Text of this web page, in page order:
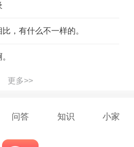
，有什么不一样的。
更多>>
问答 知识 小家